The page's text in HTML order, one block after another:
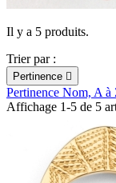
Il y a 5 produits.
Trier par :
Pertinence 
Pertinence Nom, A à
Affichage 1-5 de 5